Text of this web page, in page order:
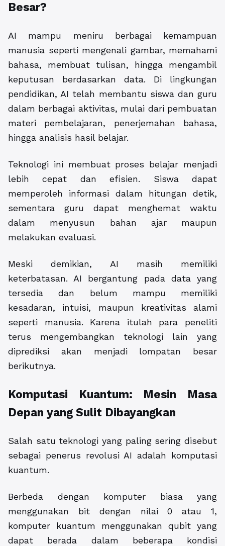
Besar?
AI mampu meniru berbagai kemampuan
manusia seperti mengenali gambar, memahami
bahasa, membuat tulisan, hingga mengambil
keputusan berdasarkan data. Di lingkungan
pendidikan, AI telah membantu siswa dan guru
dalam berbagai aktivitas, mulai dari pembuatan
materi pembelajaran, penerjemahan bahasa,
hingga analisis hasil belajar.
Teknologi ini membuat proses belajar menjadi
lebih cepat dan efisien. Siswa dapat
memperoleh informasi dalam hitungan detik,
sementara guru dapat menghemat waktu
dalam menyusun bahan ajar maupun
melakukan evaluasi.
Meski demikian, AI masih memiliki
keterbatasan. AI bergantung pada data yang
tersedia dan belum mampu memiliki
kesadaran, intuisi, maupun kreativitas alami
seperti manusia. Karena itulah para peneliti
terus mengembangkan teknologi lain yang
diprediksi akan menjadi lompatan besar
berikutnya.
Komputasi Kuantum: Mesin Masa
Depan yang Sulit Dibayangkan
Salah satu teknologi yang paling sering disebut
sebagai penerus revolusi AI adalah komputasi
kuantum.
Berbeda dengan komputer biasa yang
menggunakan bit dengan nilai 0 atau 1,
komputer kuantum menggunakan qubit yang
dapat berada dalam beberapa kondisi